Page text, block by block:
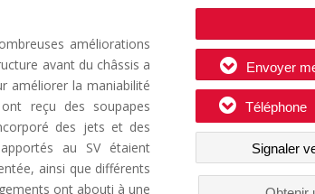
améliorations
avant du châssis a
améliorer la maniabilité
reçu des soupapes
des jets et des
au SV étaient
ainsi que différents
ont abouti à une
Envoyer
Téléphone
Signaler